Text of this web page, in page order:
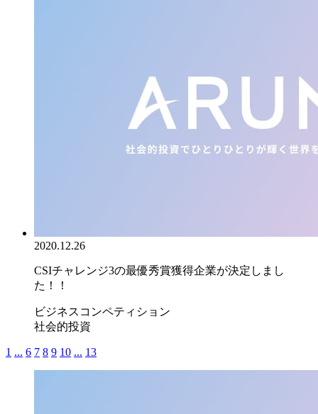
2020.12.26
CSIチャレンジ3の最優秀賞獲得企業が決定しまし
た！！
ビジネスコンペティション
社会的投資
1 ... 6 7 8 9 10 ... 13